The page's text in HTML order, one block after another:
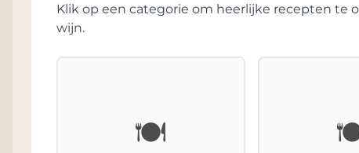
Klik op een categorie om heerlijke recepten
wijn.
🍽️